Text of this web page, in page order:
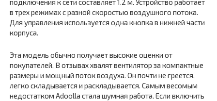
подключения к сети составляет 1.2 м. Устройство работает
в трех режимах с разной скоростью воздушного потока.
Для управления используется одна кнопка в нижней части
корпуса.
Эта модель обычно получает высокие оценки от
покупателей. В отзывах хвалят вентилятор за компактные
размеры и мощный поток воздуха. Он почти не греется,
легко складывается и раскладывается. Самым весомым
недостатком Adoolla стала шумная работа. Если включить